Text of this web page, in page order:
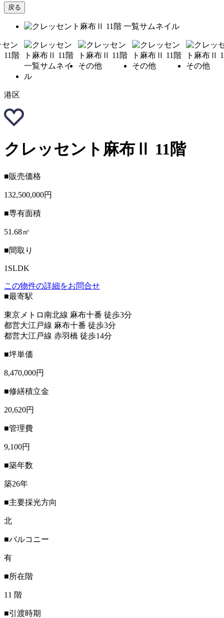
戻る
港区
クレッセント麻布Ⅱ 11階
■販売価格
132,500,000円
■専有面積
51.68㎡
■間取り
1SLDK
この物件の詳細をお問合せ
■最寄駅
東京メトロ南北線 麻布十番 徒歩3分
都営大江戸線 麻布十番 徒歩3分
都営大江戸線 赤羽橋 徒歩14分
■坪単価
8,470,000円
■修繕積立金
20,620円
■管理費
9,100円
■築年数
築26年
■主要採光方向
北
■バルコニー
有
■所在階
11 階
■引渡時期